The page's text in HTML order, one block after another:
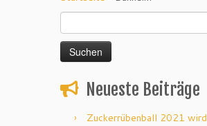
nach:
Neueste Beiträge
Zuckerrübenball 2021 wird